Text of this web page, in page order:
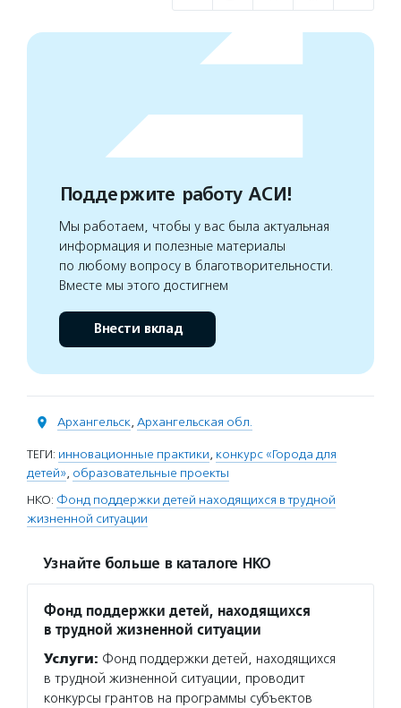
Поддержите работу АСИ!
Мы работаем, чтобы у вас была актуальная
информация и полезные материалы
по любому вопросу в благотворительности.
Вместе мы этого достигнем
Внести вклад
Архангельск, Архангельская обл.
ТЕГИ: инновационные практики, конкурс «Города для
детей», образовательные проекты
НКО: Фонд поддержки детей находящихся в трудной
жизненной ситуации
Узнайте больше в каталоге НКО
Фонд поддержки детей, находящихся
в трудной жизненной ситуации
Услуги: Фонд поддержки детей, находящихся
в трудной жизненной ситуации, проводит
конкурсы грантов на программы субъектов